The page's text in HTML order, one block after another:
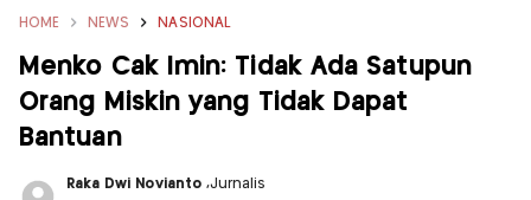
HOME NEWS NASIONAL
Menko Cak Imin: Tidak Ada Satupun
Orang Miskin yang Tidak Dapat
Bantuan
Raka Dwi Novianto ,Jurnalis